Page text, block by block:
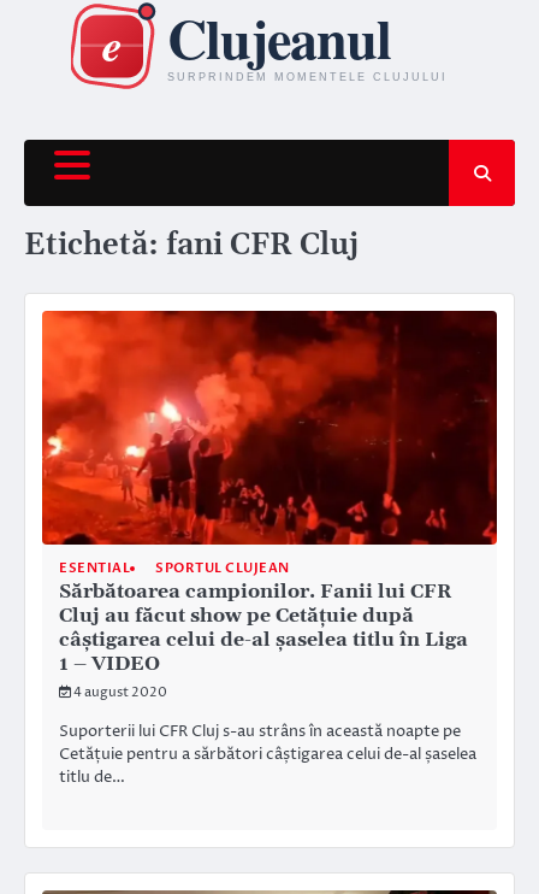
content
Etichetă: fani CFR Cluj
ESENTIAL SPORTUL CLUJEAN
Sărbătoarea campionilor. Fanii lui CFR
Cluj au făcut show pe Cetățuie după
câștigarea celui de-al șaselea titlu în Liga
1 – VIDEO
4 august 2020
Suporterii lui CFR Cluj s-au strâns în această noapte pe
Cetățuie pentru a sărbători câștigarea celui de-al șaselea
titlu de…